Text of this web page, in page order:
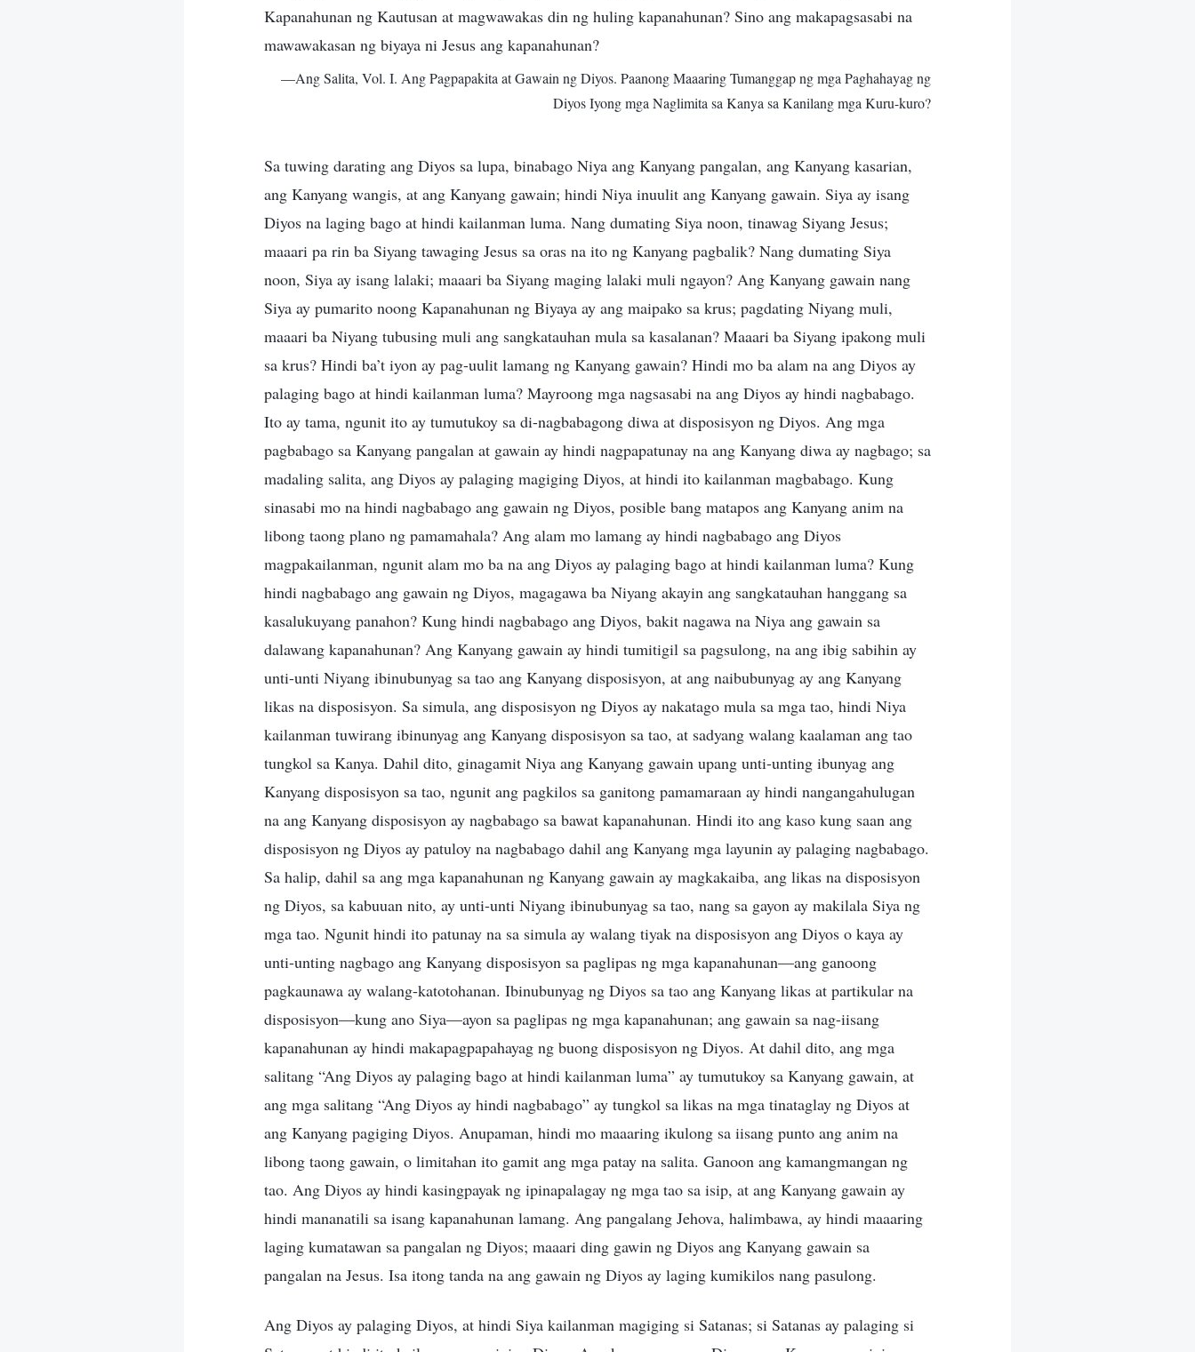
Kapanahunan ng Kautusan at magwawakas din ng huling kapanahunan? Sino ang makapagsasabi na
mawawakasan ng biyaya ni Jesus ang kapanahunan?
—Ang Salita, Vol. I. Ang Pagpapakita at Gawain ng Diyos. Paanong Maaaring Tumanggap ng mga Paghahayag ng
Diyos Iyong mga Naglimita sa Kanya sa Kanilang mga Kuru-kuro?
Sa tuwing darating ang Diyos sa lupa, binabago Niya ang Kanyang pangalan, ang Kanyang kasarian,
ang Kanyang wangis, at ang Kanyang gawain; hindi Niya inuulit ang Kanyang gawain. Siya ay isang
Diyos na laging bago at hindi kailanman luma. Nang dumating Siya noon, tinawag Siyang Jesus;
maaari pa rin ba Siyang tawaging Jesus sa oras na ito ng Kanyang pagbalik? Nang dumating Siya
noon, Siya ay isang lalaki; maaari ba Siyang maging lalaki muli ngayon? Ang Kanyang gawain nang
Siya ay pumarito noong Kapanahunan ng Biyaya ay ang maipako sa krus; pagdating Niyang muli,
maaari ba Niyang tubusing muli ang sangkatauhan mula sa kasalanan? Maaari ba Siyang ipakong muli
sa krus? Hindi ba’t iyon ay pag-uulit lamang ng Kanyang gawain? Hindi mo ba alam na ang Diyos ay
palaging bago at hindi kailanman luma? Mayroong mga nagsasabi na ang Diyos ay hindi nagbabago.
Ito ay tama, ngunit ito ay tumutukoy sa di-nagbabagong diwa at disposisyon ng Diyos. Ang mga
pagbabago sa Kanyang pangalan at gawain ay hindi nagpapatunay na ang Kanyang diwa ay nagbago; sa
madaling salita, ang Diyos ay palaging magiging Diyos, at hindi ito kailanman magbabago. Kung
sinasabi mo na hindi nagbabago ang gawain ng Diyos, posible bang matapos ang Kanyang anim na
libong taong plano ng pamamahala? Ang alam mo lamang ay hindi nagbabago ang Diyos
magpakailanman, ngunit alam mo ba na ang Diyos ay palaging bago at hindi kailanman luma? Kung
hindi nagbabago ang gawain ng Diyos, magagawa ba Niyang akayin ang sangkatauhan hanggang sa
kasalukuyang panahon? Kung hindi nagbabago ang Diyos, bakit nagawa na Niya ang gawain sa
dalawang kapanahunan? Ang Kanyang gawain ay hindi tumitigil sa pagsulong, na ang ibig sabihin ay
unti-unti Niyang ibinubunyag sa tao ang Kanyang disposisyon, at ang naibubunyag ay ang Kanyang
likas na disposisyon. Sa simula, ang disposisyon ng Diyos ay nakatago mula sa mga tao, hindi Niya
kailanman tuwirang ibinunyag ang Kanyang disposisyon sa tao, at sadyang walang kaalaman ang tao
tungkol sa Kanya. Dahil dito, ginagamit Niya ang Kanyang gawain upang unti-unting ibunyag ang
Kanyang disposisyon sa tao, ngunit ang pagkilos sa ganitong pamamaraan ay hindi nangangahulugan
na ang Kanyang disposisyon ay nagbabago sa bawat kapanahunan. Hindi ito ang kaso kung saan ang
disposisyon ng Diyos ay patuloy na nagbabago dahil ang Kanyang mga layunin ay palaging nagbabago.
Sa halip, dahil sa ang mga kapanahunan ng Kanyang gawain ay magkakaiba, ang likas na disposisyon
ng Diyos, sa kabuuan nito, ay unti-unti Niyang ibinubunyag sa tao, nang sa gayon ay makilala Siya ng
mga tao. Ngunit hindi ito patunay na sa simula ay walang tiyak na disposisyon ang Diyos o kaya ay
unti-unting nagbago ang Kanyang disposisyon sa paglipas ng mga kapanahunan—ang ganoong
pagkaunawa ay walang-katotohanan. Ibinubunyag ng Diyos sa tao ang Kanyang likas at partikular na
disposisyon—kung ano Siya—ayon sa paglipas ng mga kapanahunan; ang gawain sa nag-iisang
kapanahunan ay hindi makapagpapahayag ng buong disposisyon ng Diyos. At dahil dito, ang mga
salitang “Ang Diyos ay palaging bago at hindi kailanman luma” ay tumutukoy sa Kanyang gawain, at
ang mga salitang “Ang Diyos ay hindi nagbabago” ay tungkol sa likas na mga tinataglay ng Diyos at
ang Kanyang pagiging Diyos. Anupaman, hindi mo maaaring ikulong sa iisang punto ang anim na
libong taong gawain, o limitahan ito gamit ang mga patay na salita. Ganoon ang kamangmangan ng
tao. Ang Diyos ay hindi kasingpayak ng ipinapalagay ng mga tao sa isip, at ang Kanyang gawain ay
hindi mananatili sa isang kapanahunan lamang. Ang pangalang Jehova, halimbawa, ay hindi maaaring
laging kumatawan sa pangalan ng Diyos; maaari ding gawin ng Diyos ang Kanyang gawain sa
pangalan na Jesus. Isa itong tanda na ang gawain ng Diyos ay laging kumikilos nang pasulong.
Ang Diyos ay palaging Diyos, at hindi Siya kailanman magiging si Satanas; si Satanas ay palaging si